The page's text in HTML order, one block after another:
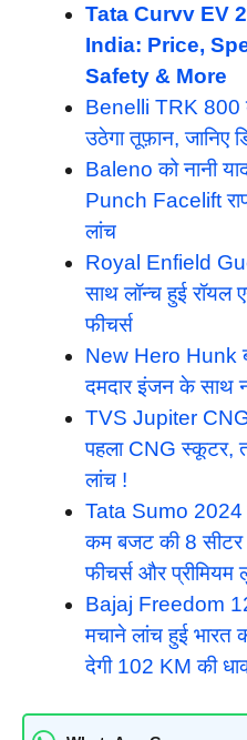
Tata Curvv EV
India: Price,
Safety & More
Benelli TRK 800
उठेगा तूफ़ान, जानिए
Baleno को नानी
Punch Facelift
लांच
Royal Enfield
साथ लॉन्च हुई रॉयल
फीचर्स
New Hero Hunk
दमदार इंजन के साथ
TVS Jupiter CNG
पहला CNG स्कूटर,
लांच !
Tata Sumo 2024
कम बजट की 8 सीटर
फीचर्स और प्रीमियम
Bajaj Freedom
मचाने लांच हुई भारत
देगी 102 KM की